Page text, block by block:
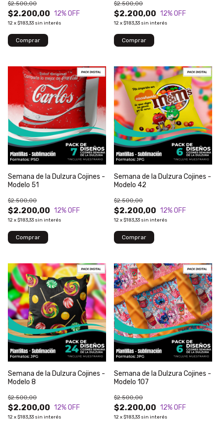
$2.200,00
$2.500,00
12% OFF
12x $183,33 sin interés
$2.200,00
$2.500,00
12% OFF
12x $183,33 sin interés
Semana de la Dulzura Cojines -
Modelo 51
$2.200,00
$2.500,00
12% OFF
12x $183,33 sin interés
Semana de la Dulzura Cojines -
Modelo 42
$2.200,00
$2.500,00
12% OFF
12x $183,33 sin interés
Semana de la Dulzura Cojines -
Modelo 8
$2.200,00
$2.500,00
12% OFF
12x $183,33 sin interés
Semana de la Dulzura Cojines -
Modelo 107
$2.200,00
$2.500,00
12% OFF
12x $183,33 sin interés